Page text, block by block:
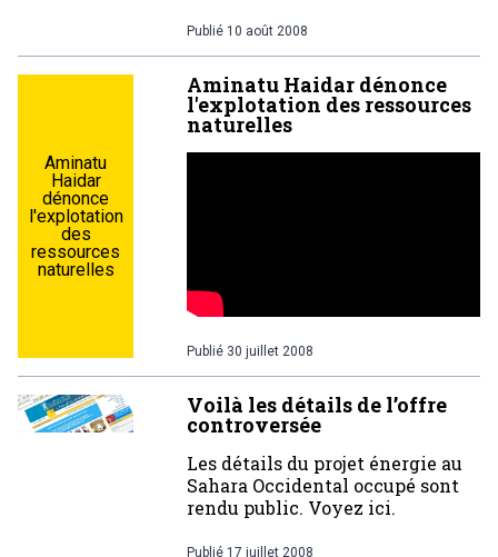
Publié 10 août 2008
Aminatu
Haidar
dénonce
l'explotation
des
ressources
naturelles
Aminatu Haidar dénonce
l'explotation des ressources
naturelles
Publié 30 juillet 2008
Voilà les détails de l’offre
controversée
Les détails du projet énergie au
Sahara Occidental occupé sont
rendu public. Voyez ici.
Publié 17 juillet 2008